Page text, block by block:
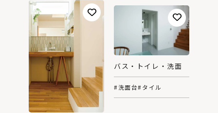
バス・トイレ・洗面
#洗面台#タイル